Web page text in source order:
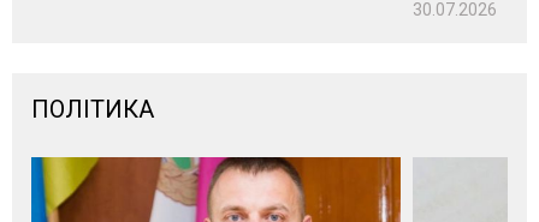
30.07.2026
ПОЛІТИКА